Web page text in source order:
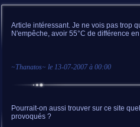
Article intéressant. Je ne vois pas trop
N'empêche, avoir 55°C de différence
~Thanatos~ le 13-07-2007 à 00:00
Pourrait-on aussi trouver sur ce site
provoqués ?